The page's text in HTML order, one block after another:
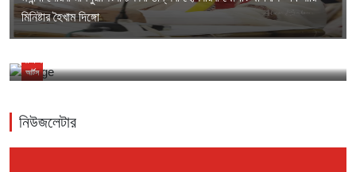
মিনিষ্টার হৈখাম দিঙ্গো
মণিপুরী মিরর ১১ই অগাস্ট ২০২৩ ইং
আর্টস
নিউজলেটার